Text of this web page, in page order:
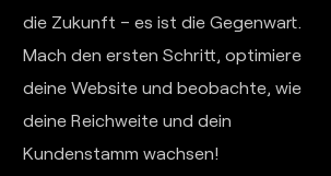
die Zukunft – es ist die Gegenwart.
Mach den ersten Schritt, optimiere
deine Website und beobachte, wie
deine Reichweite und dein
Kundenstamm wachsen!